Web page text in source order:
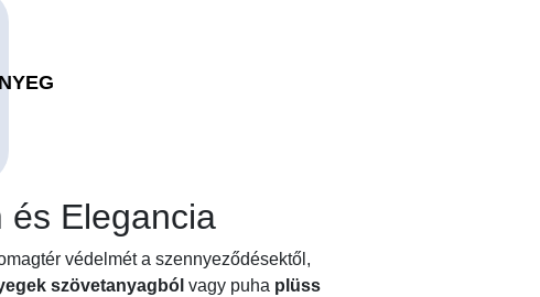
és Elegancia
védelmét a szennyeződésektől,
szövetanyagból vagy puha plüss